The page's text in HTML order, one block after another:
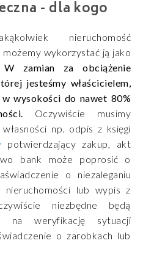
- dla kogo
nieruchomość
możemy wykorzystać ją jako
W zamian za obciążenie
jesteśmy właścicielem,
wysokości do nawet 80%
Oczywiście musimy
np. odpis z księgi
potwierdzający zakup, akt
bank może poprosić o
o niezaleganiu
lub wypis z
niezbędne będą
na weryfikację sytuacji
o zarobkach lub